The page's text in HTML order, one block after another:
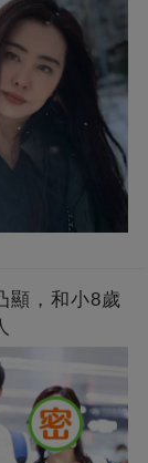
顯，和小8歲